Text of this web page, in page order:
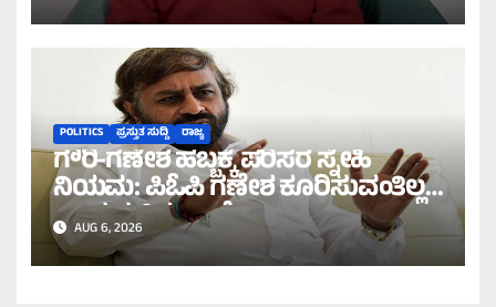
POLITICS ಪ್ರಸ್ತುತ ಸುದ್ದಿ ರಾಜ್ಯ
ಗೌರಿ-ಗಣೇಶ ಹಬ್ಬಕ್ಕೆ ಪರಿಸರ ಸ್ನೇಹಿ
ನಿಯಮ: ಪಿಓಪಿ ಗಣೇಶ ಕೂರಿಸುವಂತಿಲ್ಲ
ಎಂದ ಸಚಿವ ಖಂಡ್ರೆ!
AUG 6, 2026